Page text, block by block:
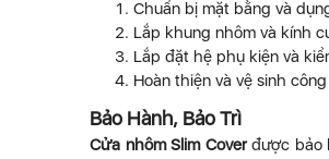
Chuẩn bị mặt bằng và
Lắp khung nhôm và kính
Lắp đặt hệ phụ kiện và
Hoàn thiện và vệ sinh
Bảo Hành, Bảo Trì
Cửa nhôm Slim Coverđược bảo